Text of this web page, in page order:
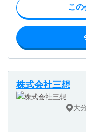
この
株式会社三想
大